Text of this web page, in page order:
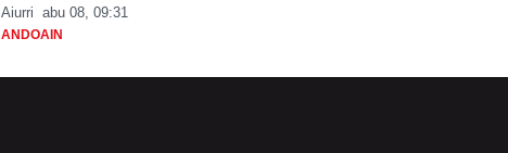
Aiurri abu 08, 09:31
ANDOAIN